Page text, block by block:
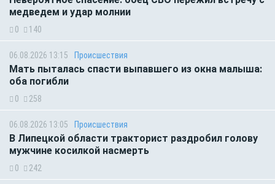
медведем и удар молнии
0 140
06.08.2026 13:15 Происшествия
Мать пыталась спасти выпавшего из окна малыша:
оба погибли
0 258
06.08.2026 13:05 Происшествия
В Липецкой области тракторист раздробил голову
мужчине косилкой насмерть
0 242